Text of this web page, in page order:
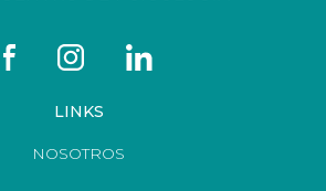
LINKS
NOSOTROS